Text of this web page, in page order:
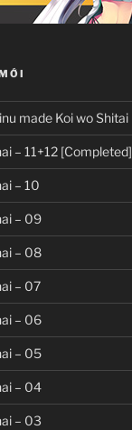
made Koi wo Shitai
– 11+12 [Completed]
– 10
– 09
– 08
– 07
– 06
– 05
– 04
– 03